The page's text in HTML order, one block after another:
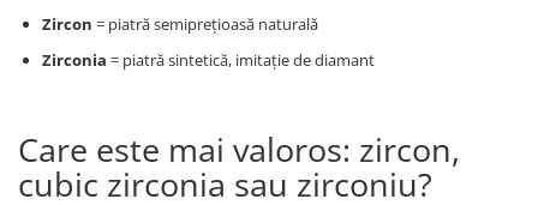
Zircon = piatră semiprețioasă naturală
Zirconia = piatră sintetică, imitație de diamant
Care este mai valoros: zircon,
cubic zirconia sau zirconiu?